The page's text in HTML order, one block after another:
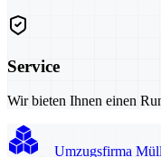
Service
Wir bieten Ihnen einen
Umzugsfirma